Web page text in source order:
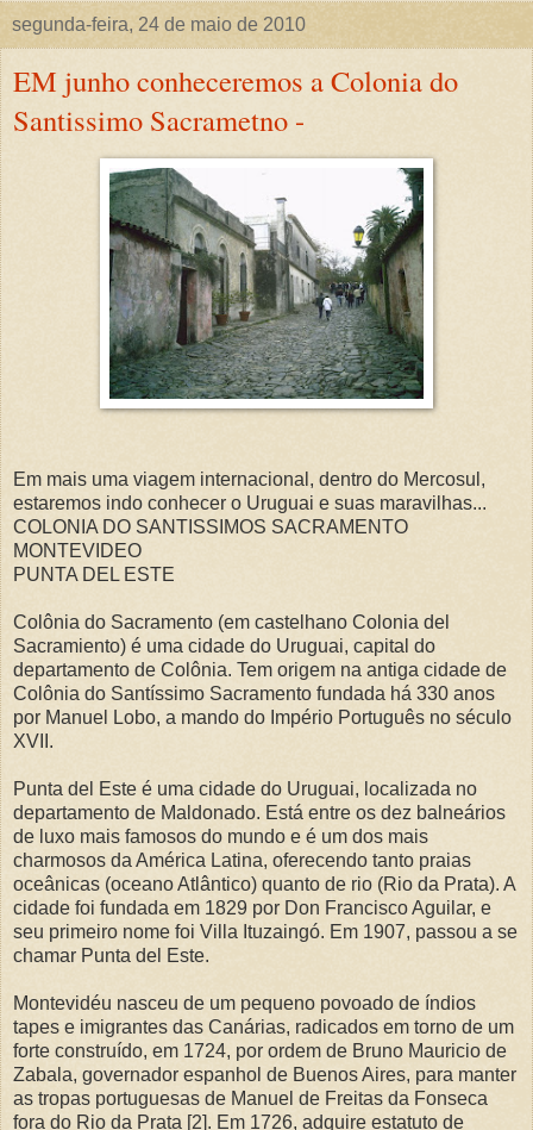
segunda-feira, 24 de maio de 2010
EM junho conheceremos a Colonia do
Santissimo Sacrametno -
Em mais uma viagem internacional, dentro do Mercosul,
estaremos indo conhecer o Uruguai e suas maravilhas...
COLONIA DO SANTISSIMOS SACRAMENTO
MONTEVIDEO
PUNTA DEL ESTE
Colônia do Sacramento (em castelhano Colonia del
Sacramiento) é uma cidade do Uruguai, capital do
departamento de Colônia. Tem origem na antiga cidade de
Colônia do Santíssimo Sacramento fundada há 330 anos
por Manuel Lobo, a mando do Império Português no século
XVII.
Punta del Este é uma cidade do Uruguai, localizada no
departamento de Maldonado. Está entre os dez balneários
de luxo mais famosos do mundo e é um dos mais
charmosos da América Latina, oferecendo tanto praias
oceânicas (oceano Atlântico) quanto de rio (Rio da Prata). A
cidade foi fundada em 1829 por Don Francisco Aguilar, e
seu primeiro nome foi Villa Ituzaingó. Em 1907, passou a se
chamar Punta del Este.
Montevidéu nasceu de um pequeno povoado de índios
tapes e imigrantes das Canárias, radicados em torno de um
forte construído, em 1724, por ordem de Bruno Mauricio de
Zabala, governador espanhol de Buenos Aires, para manter
as tropas portuguesas de Manuel de Freitas da Fonseca
fora do Rio da Prata [2]. Em 1726, adquire estatuto de